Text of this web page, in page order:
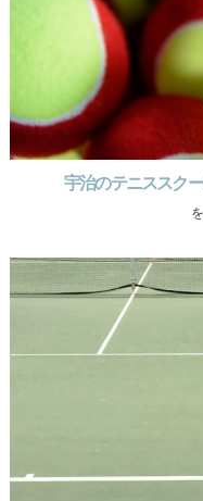
宇治のテニススク